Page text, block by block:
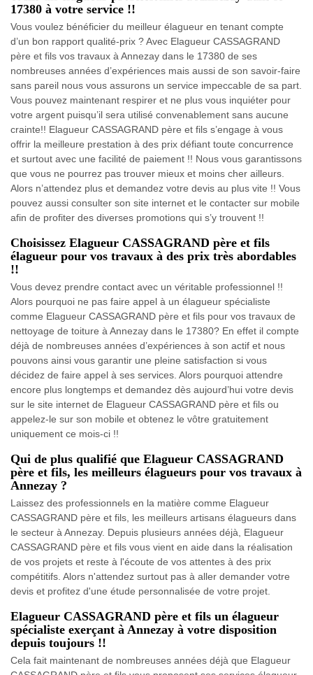
17380 à votre service !!
Vous voulez bénéficier du meilleur élagueur en tenant compte
d’un bon rapport qualité-prix ? Avec Elagueur CASSAGRAND
père et fils vos travaux à Annezay dans le 17380 de ses
nombreuses années d’expériences mais aussi de son savoir-faire
sans pareil nous vous assurons un service impeccable de sa part.
Vous pouvez maintenant respirer et ne plus vous inquiéter pour
votre argent puisqu’il sera utilisé convenablement sans aucune
crainte!! Elagueur CASSAGRAND père et fils s’engage à vous
offrir la meilleure prestation à des prix défiant toute concurrence
et surtout avec une facilité de paiement !! Nous vous garantissons
que vous ne pourrez pas trouver mieux et moins cher ailleurs.
Alors n’attendez plus et demandez votre devis au plus vite !! Vous
pouvez aussi consulter son site internet et le contacter sur mobile
afin de profiter des diverses promotions qui s’y trouvent !!
Choisissez Elagueur CASSAGRAND père et fils
élagueur pour vos travaux à des prix très abordables
!!
Vous devez prendre contact avec un véritable professionnel !!
Alors pourquoi ne pas faire appel à un élagueur spécialiste
comme Elagueur CASSAGRAND père et fils pour vos travaux de
nettoyage de toiture à Annezay dans le 17380? En effet il compte
déjà de nombreuses années d’expériences à son actif et nous
pouvons ainsi vous garantir une pleine satisfaction si vous
décidez de faire appel à ses services. Alors pourquoi attendre
encore plus longtemps et demandez dès aujourd’hui votre devis
sur le site internet de Elagueur CASSAGRAND père et fils ou
appelez-le sur son mobile et obtenez le vôtre gratuitement
uniquement ce mois-ci !!
Qui de plus qualifié que Elagueur CASSAGRAND
père et fils, les meilleurs élagueurs pour vos travaux à
Annezay ?
Laissez des professionnels en la matière comme Elagueur
CASSAGRAND père et fils, les meilleurs artisans élagueurs dans
le secteur à Annezay. Depuis plusieurs années déjà, Elagueur
CASSAGRAND père et fils vous vient en aide dans la réalisation
de vos projets et reste à l'écoute de vos attentes à des prix
compétitifs. Alors n'attendez surtout pas à aller demander votre
devis et profitez d'une étude personnalisée de votre projet.
Elagueur CASSAGRAND père et fils un élagueur
spécialiste exerçant à Annezay à votre disposition
depuis toujours !!
Cela fait maintenant de nombreuses années déjà que Elagueur